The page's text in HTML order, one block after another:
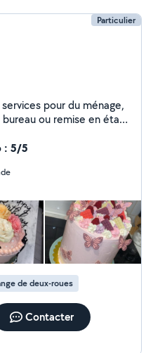
Particulier
pour du ménage,
ou remise en état
ou être en cuisine
de gâteau sur
pas à me contacter !
: 5/5
de deux-roues
Contacter